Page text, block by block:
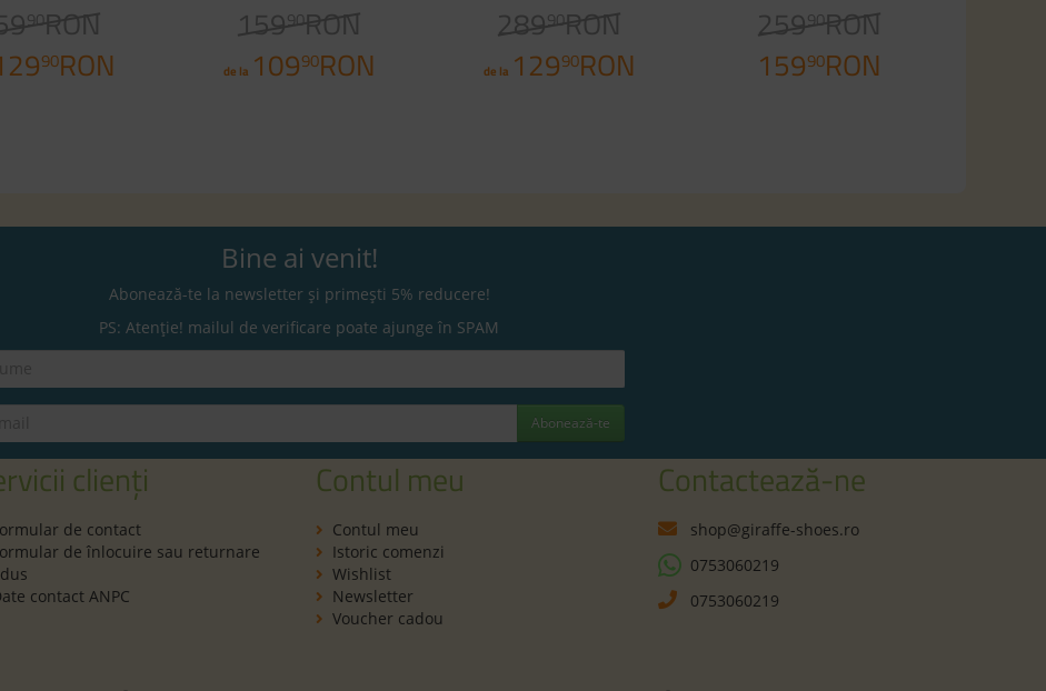
90RON
90RON
15990RON
de la 10990RON
28990RON
de la 12990RON
25990RON
15990RON
Bine ai venit!
Abonează-te la newsletter și primești 5% reducere!
PS: Atenție! mailul de verificare poate ajunge în SPAM
Abonează-te
clienți
de contact
de înlocuire sau returnare
contact ANPC
Contul meu
Contul meu
Istoric comenzi
Wishlist
Newsletter
Voucher cadou
Contactează-ne
shop@giraffe-shoes.ro
0753060219
0753060219